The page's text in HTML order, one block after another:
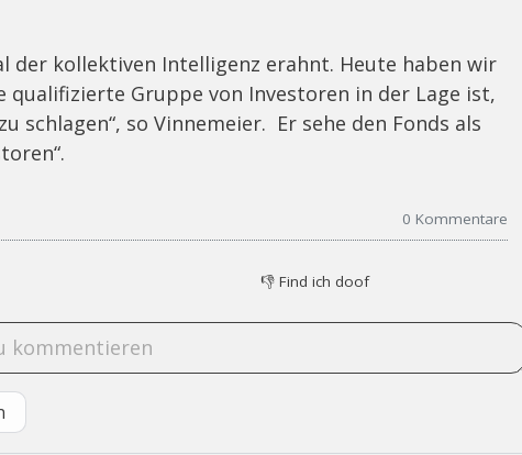
der kollektiven Intelligenz erahnt. Heute haben wir
qualifizierte Gruppe von Investoren in der Lage ist,
schlagen“, so Vinnemeier. Er sehe den Fonds als
0 Kommentare
👎 Find ich doof